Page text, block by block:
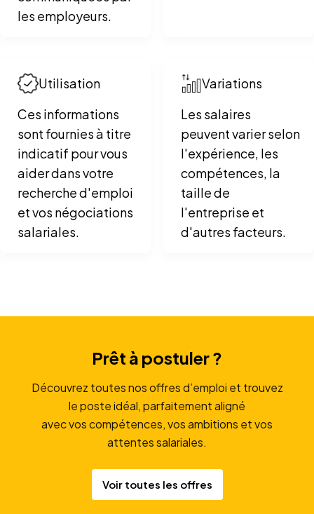
les employeurs.
Utilisation
Ces informations
sont fournies à titre
indicatif pour vous
aider dans votre
recherche d'emploi
et vos négociations
salariales.
Variations
Les salaires
peuvent varier selon
l'expérience, les
compétences, la
taille de
l'entreprise et
d'autres facteurs.
Prêt à postuler ?
Découvrez toutes nos offres d’emploi et trouvez
le poste idéal, parfaitement aligné
avec vos compétences, vos ambitions et vos
attentes salariales.
Voir toutes les offres